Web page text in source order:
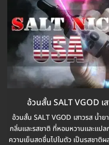
อ้วนสั้น SALT VGOD
อ้วนสั้น SALT VGOD เสาวรส น้ำ
กลิ่นและรสชาติ ที่หอมหวานและแป
ความเย็นสดชื่นไปในตัว เป็นรสชา